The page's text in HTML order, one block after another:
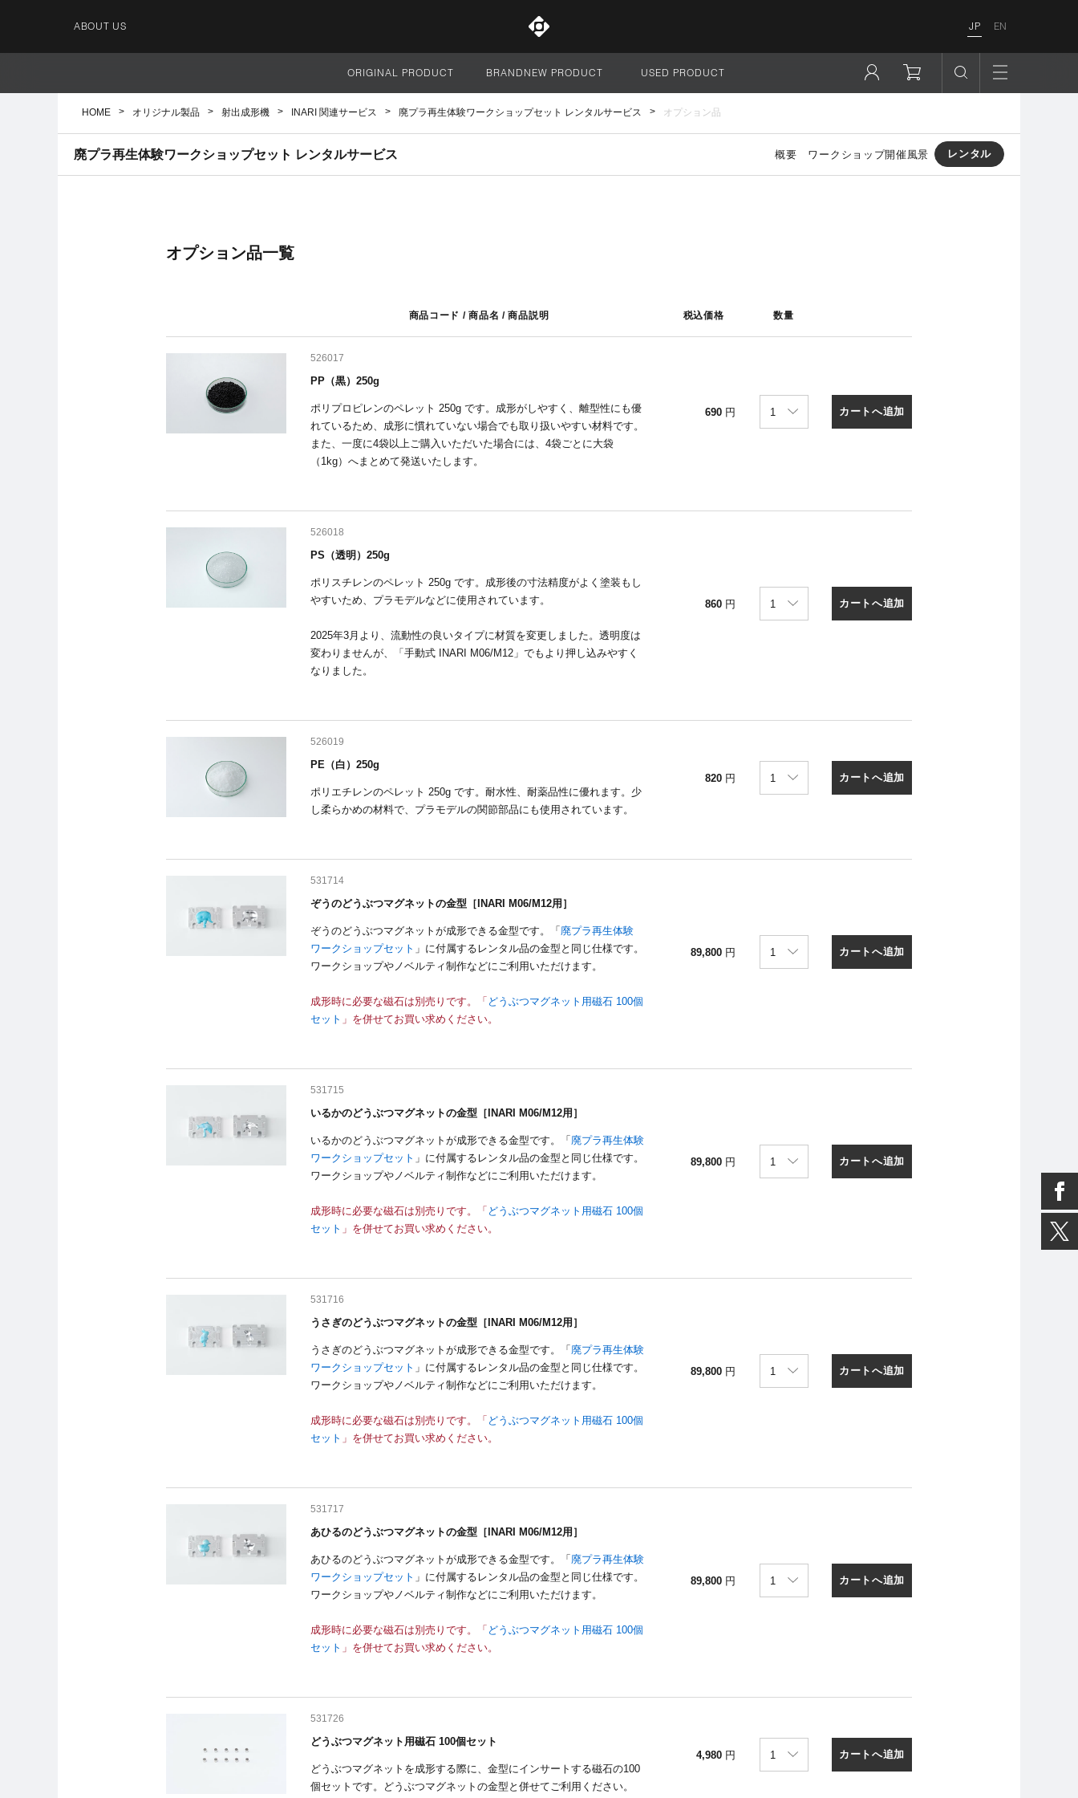
ABOUT US JP EN
サイト全体
ORIGINAL PRODUCT BRANDNEW PRODUCT USED PRODUCT
HOME オリジナル製品 射出成形機 INARI 関連サービス 廃プラ再生体験ワークショップセット レンタルサービス オプション品
廃プラ再生体験ワークショップセット レンタルサービス 概要 ワークショップ開催風景 レンタル
オプション品一覧
商品コード / 商品名 / 商品説明 税込価格 数量
526017
PP（黒）250g
ポリプロピレンのペレット 250g です。成形がしやすく、離型性にも優
れているため、成形に慣れていない場合でも取り扱いやすい材料です。
また、一度に4袋以上ご購入いただいた場合には、4袋ごとに大袋
（1kg）へまとめて発送いたします。
690 円 カートへ追加
526018
PS（透明）250g
ポリスチレンのペレット 250g です。成形後の寸法精度がよく塗装もし
やすいため、プラモデルなどに使用されています。
2025年3月より、流動性の良いタイプに材質を変更しました。透明度は
変わりませんが、「手動式 INARI M06/M12」でもより押し込みやすく
なりました。
860 円 カートへ追加
526019
PE（白）250g
ポリエチレンのペレット 250g です。耐水性、耐薬品性に優れます。少
し柔らかめの材料で、プラモデルの関節部品にも使用されています。
820 円 カートへ追加
531714
ぞうのどうぶつマグネットの金型［INARI M06/M12用］
ぞうのどうぶつマグネットが成形できる金型です。「 廃プラ再生体験
ワークショップセット 」に付属するレンタル品の金型と同じ仕様です。
ワークショップやノベルティ制作などにご利用いただけます。
成形時に必要な磁石は別売りです。「 どうぶつマグネット用磁石 100個
セット 」を併せてお買い求めください。
89,800 円 カートへ追加
531715
いるかのどうぶつマグネットの金型［INARI M06/M12用］
いるかのどうぶつマグネットが成形できる金型です。「 廃プラ再生体験
ワークショップセット 」に付属するレンタル品の金型と同じ仕様です。
ワークショップやノベルティ制作などにご利用いただけます。
成形時に必要な磁石は別売りです。「 どうぶつマグネット用磁石 100個
セット 」を併せてお買い求めください。
89,800 円 カートへ追加
531716
うさぎのどうぶつマグネットの金型［INARI M06/M12用］
うさぎのどうぶつマグネットが成形できる金型です。「 廃プラ再生体験
ワークショップセット 」に付属するレンタル品の金型と同じ仕様です。
ワークショップやノベルティ制作などにご利用いただけます。
成形時に必要な磁石は別売りです。「 どうぶつマグネット用磁石 100個
セット 」を併せてお買い求めください。
89,800 円 カートへ追加
531717
あひるのどうぶつマグネットの金型［INARI M06/M12用］
あひるのどうぶつマグネットが成形できる金型です。「 廃プラ再生体験
ワークショップセット 」に付属するレンタル品の金型と同じ仕様です。
ワークショップやノベルティ制作などにご利用いただけます。
成形時に必要な磁石は別売りです。「 どうぶつマグネット用磁石 100個
セット 」を併せてお買い求めください。
89,800 円 カートへ追加
531726
どうぶつマグネット用磁石 100個セット
どうぶつマグネットを成形する際に、金型にインサートする磁石の100
個セットです。どうぶつマグネットの金型と併せてご利用ください。
4,980 円 カートへ追加